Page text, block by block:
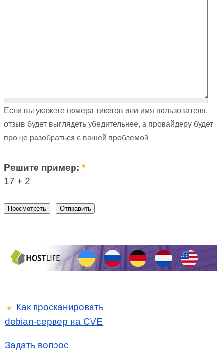
Если вы укажете номера тикетов или имя пользователя,
отзыв будет выглядеть убедительнее, а провайдеру будет
проще разобраться с вашей проблемой
Решите пример:*
17 + 2
★
Как просканировать
debian-сервер на CVE
Задать вопрос